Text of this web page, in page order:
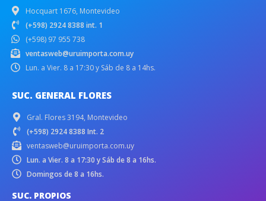
Hocquart 1676, Montevideo
(+598) 2924 8388 int. 1
(+598) 97 955 738
ventasweb@uruimporta.com.uy
Lun. a Vier. 8 a 17:30 y Sáb de 8 a 14hs.
SUC. GENERAL FLORES
Gral. Flores 3194, Montevideo
(+598) 2924 8388 Int. 2
ventasweb@uruimporta.com.uy
Lun. a Vier. 8 a 17:30 y Sáb de 8 a 16hs.
Domingos de 8 a 16hs.
SUC. PROPIOS